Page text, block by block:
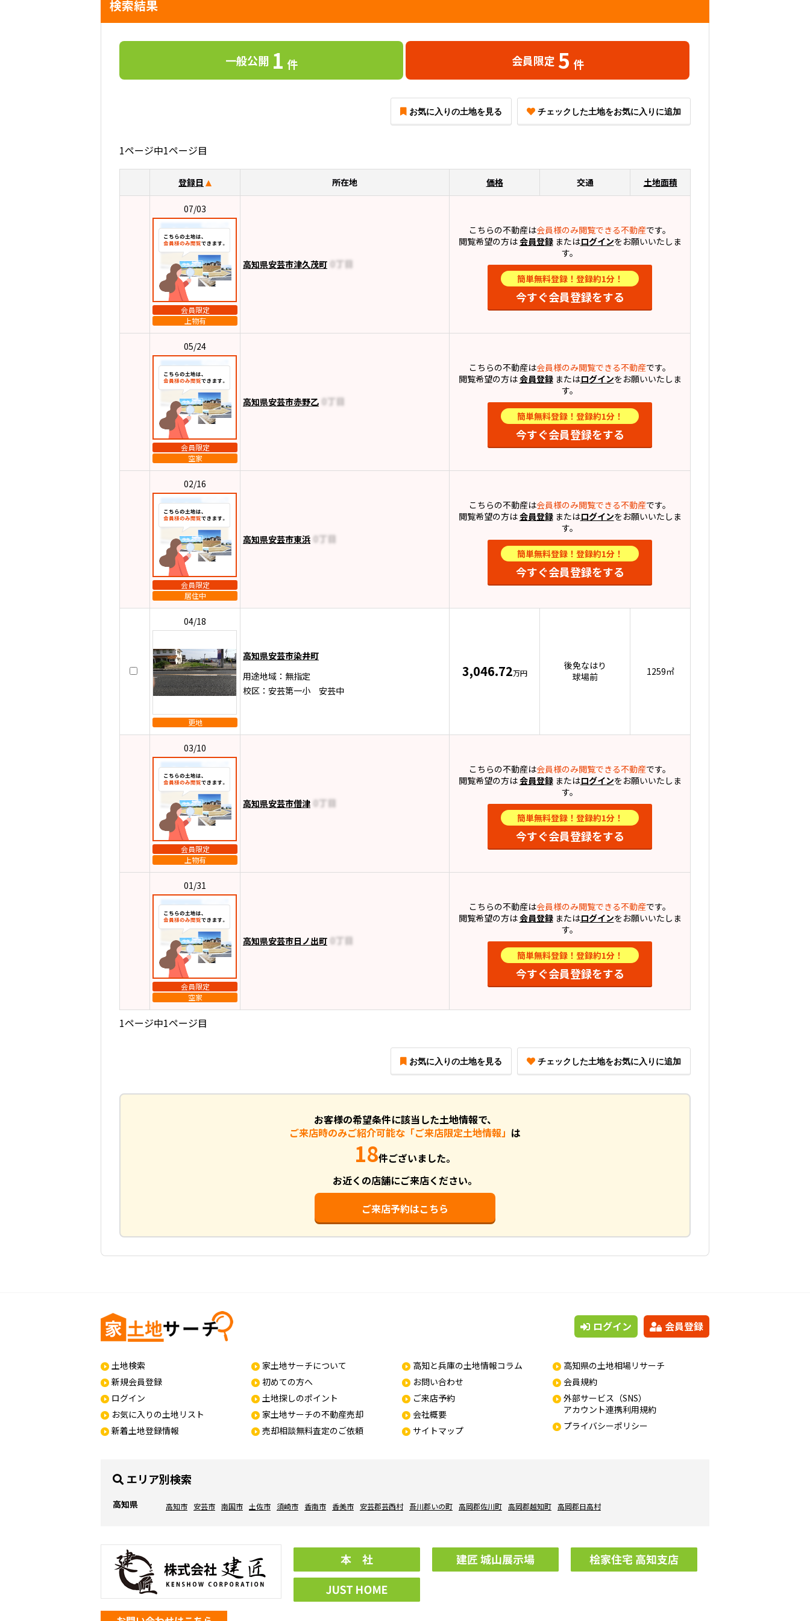
検索結果
一般公開 1 件 会員限定 5 件
お気に入りの土地を見る チェックした土地をお気に入りに追加
1ページ中1ページ目
登録日 所在地 価格 交通 土地面積
07/03
会員限定
上物有
高知県安芸市津久茂町
こちらの不動産は会員様のみ閲覧できる不動産です。
閲覧希望の方は会員登録またはログインをお願いいたしま
す。
簡単無料登録！登録約1分！
今すぐ会員登録をする
05/24
会員限定
空家
高知県安芸市赤野乙
こちらの不動産は会員様のみ閲覧できる不動産です。
閲覧希望の方は会員登録またはログインをお願いいたしま
す。
簡単無料登録！登録約1分！
今すぐ会員登録をする
02/16
会員限定
居住中
高知県安芸市東浜
こちらの不動産は会員様のみ閲覧できる不動産です。
閲覧希望の方は会員登録またはログインをお願いいたしま
す。
簡単無料登録！登録約1分！
今すぐ会員登録をする
04/18
更地
高知県安芸市染井町
用途地域：無指定
校区：安芸第一小 安芸中
3,046.72万円
後免なはり
球場前
1259㎡
03/10
会員限定
上物有
高知県安芸市僧津
こちらの不動産は会員様のみ閲覧できる不動産です。
閲覧希望の方は会員登録またはログインをお願いいたしま
す。
簡単無料登録！登録約1分！
今すぐ会員登録をする
01/31
会員限定
空家
高知県安芸市日ノ出町
こちらの不動産は会員様のみ閲覧できる不動産です。
閲覧希望の方は会員登録またはログインをお願いいたしま
す。
簡単無料登録！登録約1分！
今すぐ会員登録をする
1ページ中1ページ目
お気に入りの土地を見る チェックした土地をお気に入りに追加
お客様の希望条件に該当した土地情報で、
ご来店時のみご紹介可能な「ご来店限定土地情報」 は
18件ございました。
お近くの店舗にご来店ください。
ご来店予約はこちら
ログイン 会員登録
土地検索
新規会員登録
ログイン
お気に入りの土地リスト
新着土地登録情報
家土地サーチについて
初めての方へ
土地探しのポイント
家土地サーチの不動産売却
売却相談無料査定のご依頼
高知と兵庫の土地情報コラム
お問い合わせ
ご来店予約
会社概要
サイトマップ
高知県の土地相場リサーチ
会員規約
外部サービス（SNS）
アカウント連携利用規約
プライバシーポリシー
エリア別検索
高知県 高知市 安芸市 南国市 土佐市 須崎市 香南市 香美市 安芸郡芸西村 吾川郡いの町 高岡郡佐川町 高岡郡越知町 高岡郡日高村